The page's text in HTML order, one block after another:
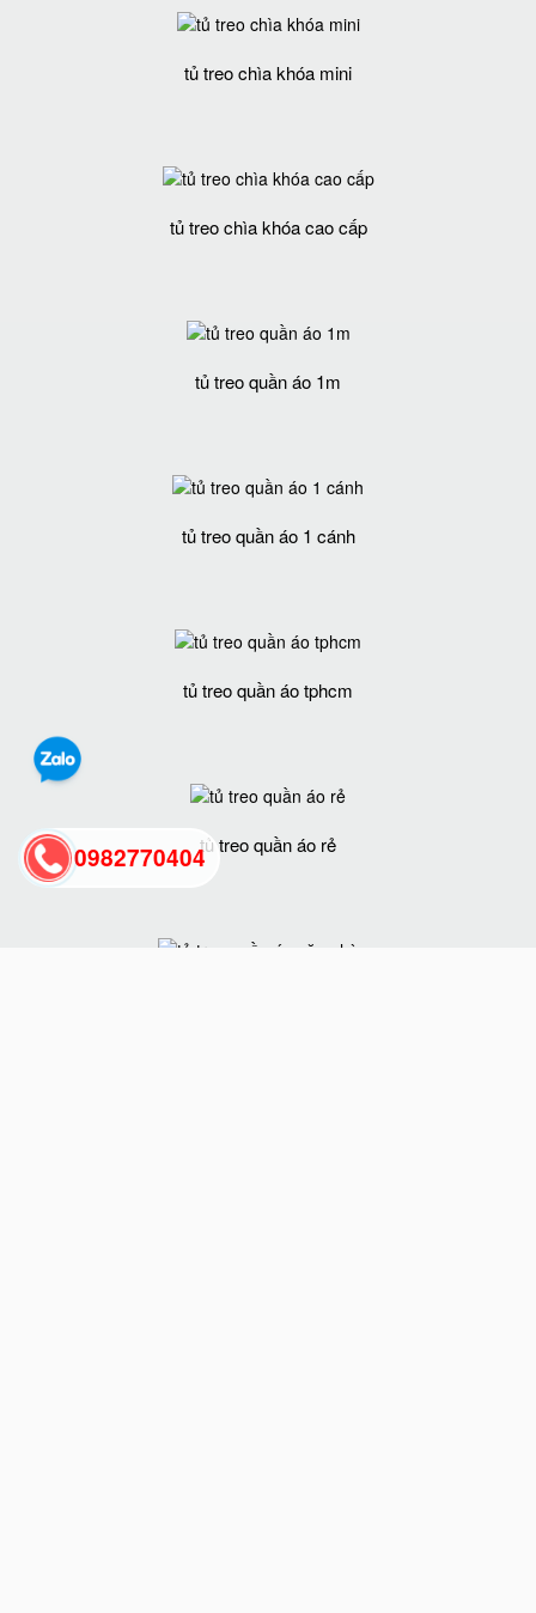
tủ treo chìa khóa mini
tủ treo chìa khóa cao cấp
tủ treo quần áo 1m
tủ treo quần áo 1 cánh
tủ treo quần áo tphcm
tủ treo quần áo rẻ
0982770404